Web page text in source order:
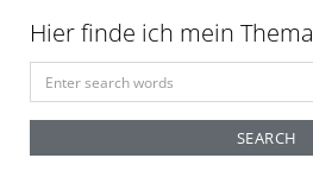
Hier finde ich mein Thema
e
r